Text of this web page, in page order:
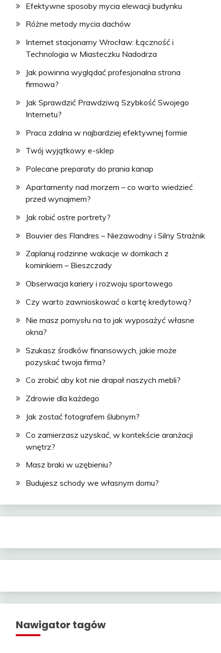
Efektywne sposoby mycia elewacji budynku
Różne metody mycia dachów
Internet stacjonarny Wrocław: Łączność i
Technologia w Miasteczku Nadodrza
Jak powinna wyglądać profesjonalna strona
firmowa?
Jak Sprawdzić Prawdziwą Szybkość Swojego
Internetu?
Praca zdalna w najbardziej efektywnej formie
Twój wyjątkowy e-sklep
Polecane preparaty do prania kanap
Apartamenty nad morzem – co warto wiedzieć
przed wynajmem?
Jak robić ostre portrety?
Bouvier des Flandres – Niezawodny i Silny Strażnik
Zaplanuj rodzinne wakacje w domkach z
kominkiem – Bieszczady
Obserwacja kariery i rozwoju sportowego
Czy warto zawnioskować o kartę kredytową?
Nie masz pomysłu na to jak wyposażyć własne
okna?
Szukasz środków finansowych, jakie może
pozyskać twoja firma?
Co zrobić aby kot nie drapał naszych mebli?
Zdrowie dla każdego
Jak zostać fotografem ślubnym?
Co zamierzasz uzyskać, w kontekście aranżacji
wnętrz?
Masz braki w uzębieniu?
Budujesz schody we własnym domu?
Nawigator tagów